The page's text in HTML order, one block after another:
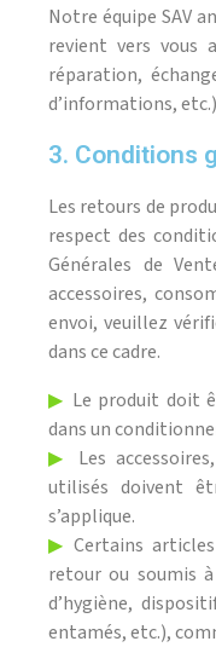
Notre équipe SAV
revient vers vous
réparation,
d’informations,
3. Conditions
Les retours de
respect des
Générales de
accessoires,
envoi, veuillez
dans ce cadre.
▶ Le produit doit
dans un
▶ Les
utilisés doivent
s’applique.
▶Certains
retour ou soumis
d’hygiène,
entamés, etc.),